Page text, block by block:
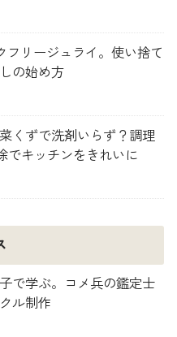
フリージュライ。使い捨て
の始め方
くずで洗剤いらず？調理
でキッチンをきれいに
で学ぶ。コメ兵の鑑定士
ル制作